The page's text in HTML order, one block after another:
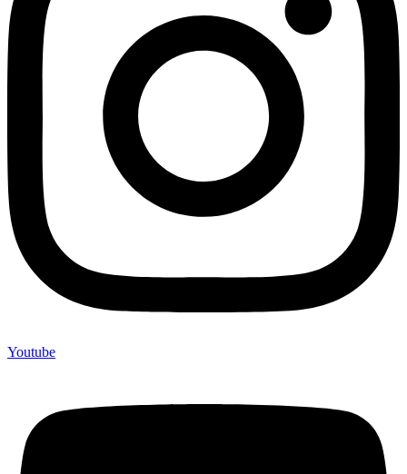
Youtube